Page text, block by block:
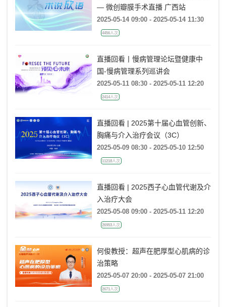
— 微创瓣膜手术直播 广西站
2025-05-14 09:00 - 2025-05-14 11:30
4456人次
直播回看丨慢病管理论坛暨健康中
国-慢病管理系列巡讲会
2025-05-11 08:30 - 2025-05-11 12:20
2414人次
直播回看 | 2025第十届心血管创新、
胸痛与介入治疗会议（3C）
2025-05-09 08:30 - 2025-05-10 12:50
11218人次
直播回看 | 2025西子心血管代谢及介
入治疗大会
2025-05-08 09:00 - 2025-05-11 12:20
26953人次
何俊教授：超声在肥厚型心肌病的诊
治策略
2025-05-07 20:00 - 2025-05-07 21:00
2671人次